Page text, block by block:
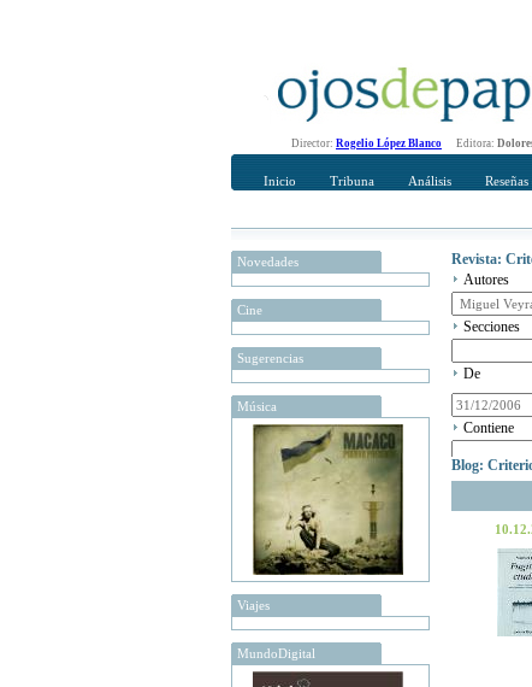
Director: Rogelio López Blanco Editora:
Inicio Tribuna Análisis
Novedades
Cine
Sugerencias
Música
Viajes
MundoDigital
Revista:
Autores
Secciones
De
Contiene
Blog: